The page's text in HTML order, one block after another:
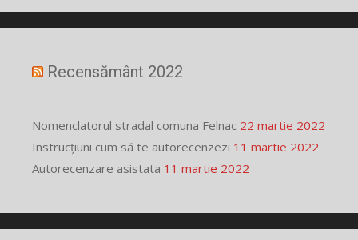
Recensământ 2022
Nomenclatorul stradal comuna Felnac 22 martie 2022
Instrucțiuni cum să te autorecenzezi 11 martie 2022
Autorecenzare asistata 11 martie 2022